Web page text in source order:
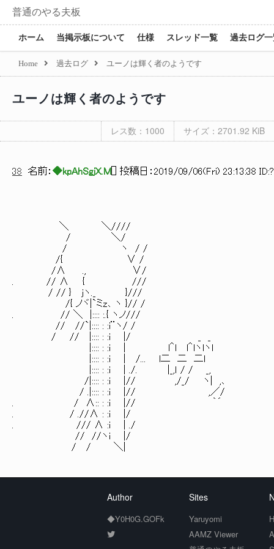
普通のやる夫板
ホーム 当掲示板について 仕様 スレッド一覧 過去ログ
Home 過去ログ ユーノは輝く者のようです
ユーノは輝く者のようです
レス数：1000 サイズ：2701.92 KiB
38 名前： ◆kpAhSgjX.M ] 投稿日： 2019/09/06(Fri) 23:13:38
＼ ＼////
/ ＼/
/ ヽ / /
/{ ∨ /
/∧ ., ∨/
. // ∧ { ///
/ // } jヽ._ }///
/{ ノヾ|`ミz､ ヽ }// /
. // ＼ |:::: :.{ ヽノ///
// //`|:::: : :i¨ヽ/ /
/ // |:::: : :i |/ _ _
|:::: : :i | l＾l l＾lヽlヽl
|:::: : :i | /... l二 二 二l
|:::: : :i | ./. |_,ｌ / / _,
/|:::: : :i |// ,/_/ ヽ| ,､
/ .|:::: : :i |// ,／/
. / ∧:: : :i |// ｀´
. / .//∧ : :i |/
. /// ∧ :i | ./
// //ヽi |/
/ / ＼|
Author
◆Y0H0G.GOFk
Sites
Yaruyomi
AAMZ Viewer